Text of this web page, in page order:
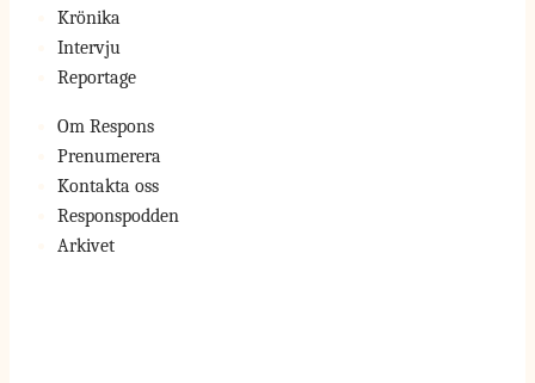
Krönika
Intervju
Reportage
Om Respons
Prenumerera
Kontakta oss
Responspodden
Arkivet